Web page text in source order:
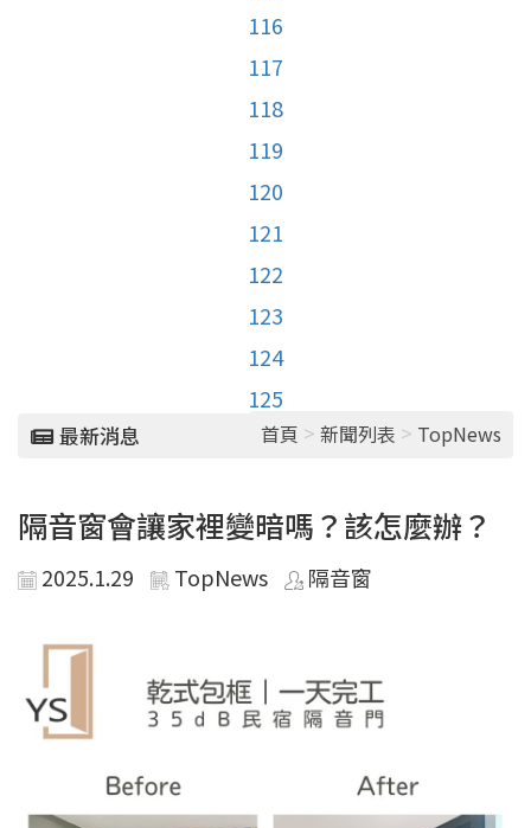
116
117
118
119
120
121
122
123
124
125
最新消息 首頁 > 新聞列表 > TopNews
隔音窗會讓家裡變暗嗎？該怎麼辦？
2025.1.29 TopNews 隔音窗